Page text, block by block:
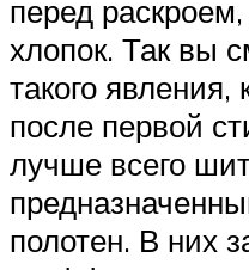
перед
хлопок. Так вы
такого явления,
после первой
лучше всего
полотен. В них